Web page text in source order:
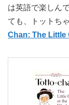
は英語で楽しん
ても、トットち
Chan: The Little